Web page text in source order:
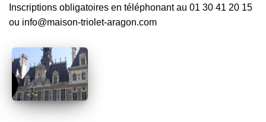
Inscriptions obligatoires en téléphonant au 01 30 41 20 15
ou info@maison-triolet-aragon.com